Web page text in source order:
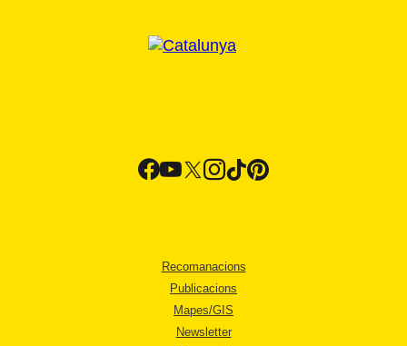
Recomanacions
Publicacions
Mapes/GIS
Newsletter